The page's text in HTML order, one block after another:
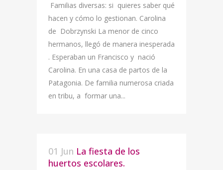
Familias diversas: si quieres saber qué
hacen y cómo lo gestionan. Carolina
de Dobrzynski La menor de cinco
hermanos, llegó de manera inesperada
. Esperaban un Francisco y nació
Carolina. En una casa de partos de la
Patagonia. De familia numerosa criada
en tribu, a formar una...
01 Jun La fiesta de los
huertos escolares.